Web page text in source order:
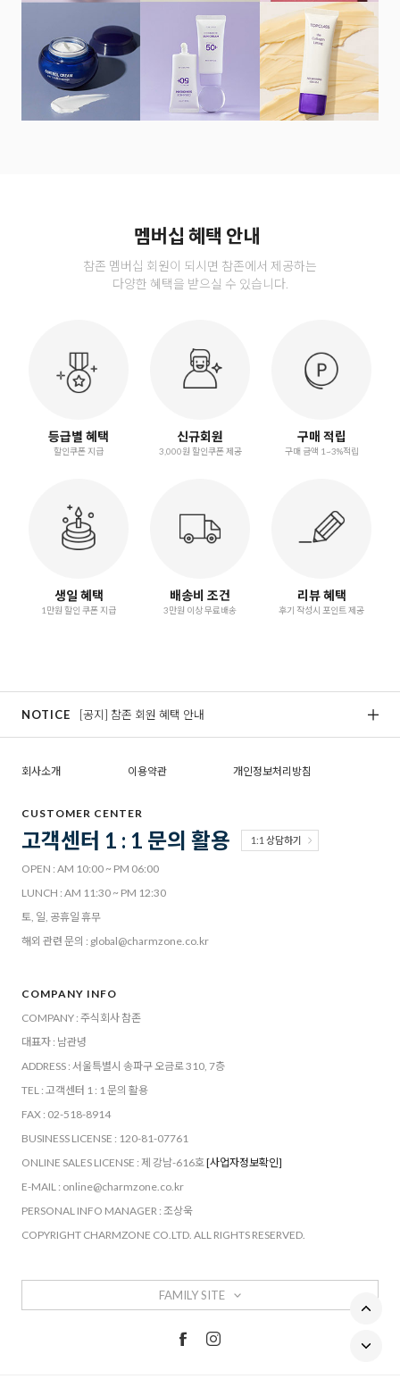
멤버십 혜택 안내
참존 멤버십 회원이 되시면 참존에서 제공하는
다양한 혜택을 받으실 수 있습니다.
등급별 혜택
할인쿠폰 지급
신규회원
3,000원 할인쿠폰 제공
구매 적립
구매 금액 1~3%적립
생일 혜택
1만원 할인 쿠폰 지급
배송비 조건
3만원 이상 무료배송
리뷰 혜택
후기 작성시 포인트 제공
NOTICE [공지] 참존 회원 혜택 안내
회사소개 이용약관 개인정보처리방침
CUSTOMER CENTER
고객센터 1 : 1 문의 활용 1:1 상담하기
OPEN : AM 10:00 ~ PM 06:00
LUNCH : AM 11:30 ~ PM 12:30
토, 일, 공휴일 휴무
해외 관련 문의 : global@charmzone.co.kr
COMPANY INFO
COMPANY : 주식회사 참존
대표자 : 남관녕
ADDRESS : 서울특별시 송파구 오금로 310, 7층
TEL : 고객센터 1 : 1 문의 활용
FAX : 02-518-8914
BUSINESS LICENSE : 120-81-07761
ONLINE SALES LICENSE : 제 강남-616호[사업자정보확인]
E-MAIL : online@charmzone.co.kr
PERSONAL INFO MANAGER : 조상욱
COPYRIGHT CHARMZONE CO.LTD. ALL RIGHTS RESERVED.
FAMILY SITE